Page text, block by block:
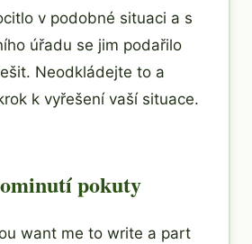
v podobné situaci a s
úřadu se jim podařilo
Neodkládejte to a
k vyřešení vaší situace.
pokuty
want me to write a part